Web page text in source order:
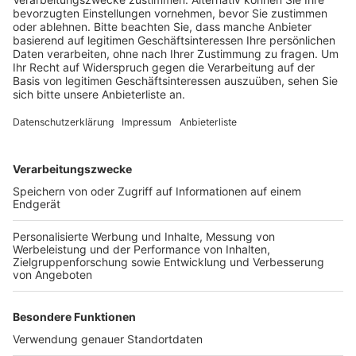
Anzeige
Bei Parkour geht es darum, nur mit der eigenen
Körperkraft Hindernisse zu überwinden. Und bei
es laut Stadt 12 Geräte, die weitgehend barrierefrei
sind. Sie seien damit auch für Rollstuhlfahrer
zugänglich. Und es gibt einen Bereich für Anfänger und
einen für Fortgeschrittene. Für den gesamten
Sportpark am Entenfang hat die Stadt Wesseling rund
500.000 Euro investiert.